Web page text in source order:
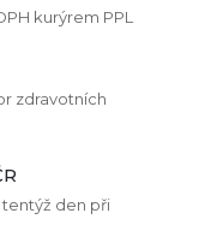
kurýrem PPL
zdravotních
tentýž den při